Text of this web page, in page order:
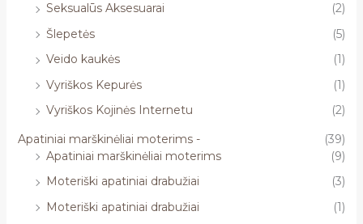
Seksualūs Aksesuarai
(2)
Šlepetės
(5)
Veido kaukės
(1)
Vyriškos Kepurės
(1)
Vyriškos Kojinės Internetu
(2)
Apatiniai marškinėliai moterims -
(39)
Apatiniai marškinėliai moterims
(9)
Moteriški apatiniai drabužiai
(3)
Moteriški apatiniai drabužiai
(1)